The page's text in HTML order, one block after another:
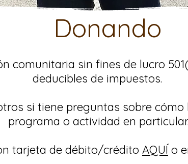
Donando
comunitaria sin fines de lucro
deducibles de impuestos.
si tiene preguntas sobre
programa o actividad en particular.
tarjeta de débito/crédito AQUÍ o